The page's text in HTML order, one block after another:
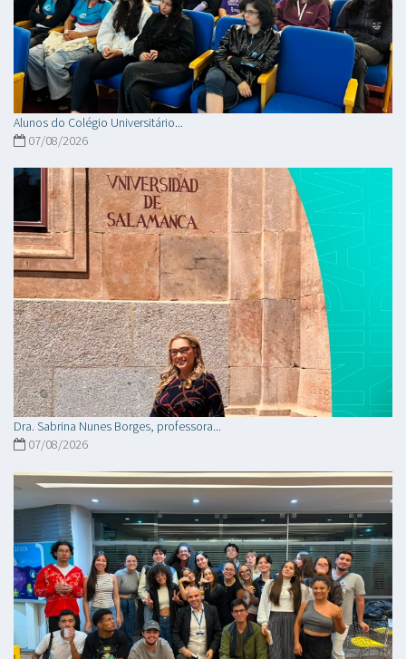
Alunos do Colégio Universitário...
07/08/2026
Dra. Sabrina Nunes Borges, professora...
07/08/2026